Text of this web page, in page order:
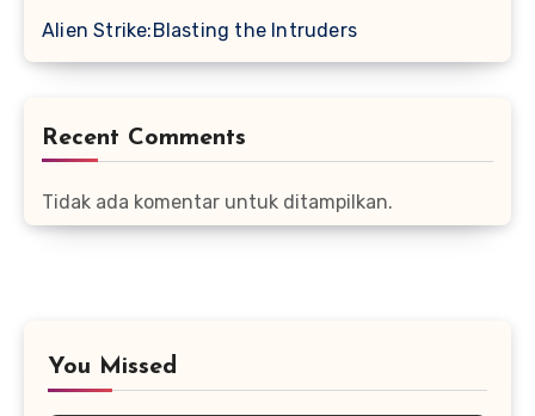
Alien Strike:Blasting the Intruders
Recent Comments
Tidak ada komentar untuk ditampilkan.
You Missed